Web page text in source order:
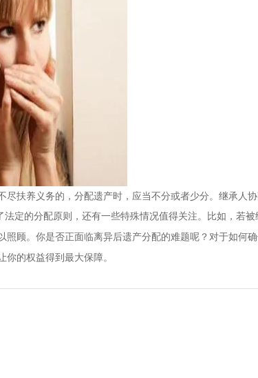
扶养义务的，分配遗产时，应当不分或者少分。继承人协
定的分配原则，还有一些特殊情况值得关注。比如，若
顾。你是否正面临离异后遗产分配的难题呢？对于如何
的权益得到最大保障。